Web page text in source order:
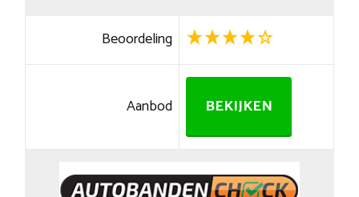
Beoordeling
Aanbod BEKIJKEN